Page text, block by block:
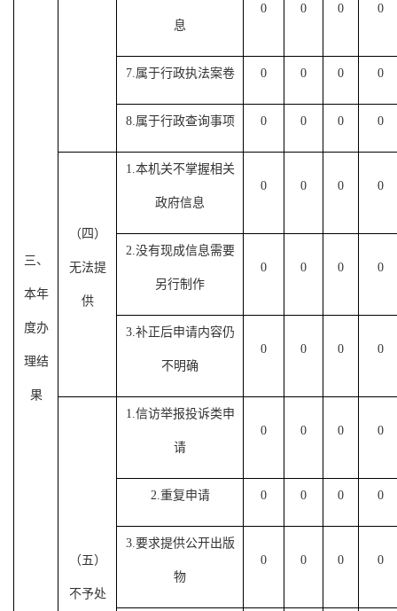
三、
本年
度办
理结
果
息
0 0 0 0
7.属于行政执法案卷 0 0 0 0
8.属于行政查询事项 0 0 0 0
（四）
无法提
供
1.本机关不掌握相关
政府信息
0 0 0 0
2.没有现成信息需要
另行制作
0 0 0 0
3.补正后申请内容仍
不明确
0 0 0 0
（五）
不予处
1.信访举报投诉类申
请
0 0 0 0
2.重复申请 0 0 0 0
3.要求提供公开出版
物
0 0 0 0